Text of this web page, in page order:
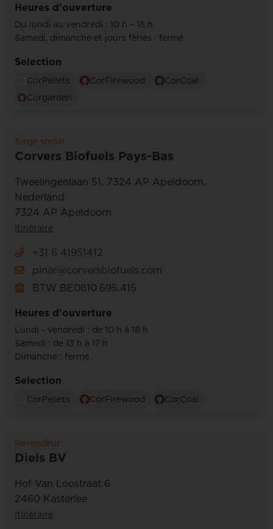
Heures d'ouverture
Du lundi au vendredi : 10 h – 18 h
Samedi, dimanche et jours fériés : fermé
Selection
CorPellets CorFirewood
CorCoal
Corgarden
Siège social
Corvers Biofuels Pays-Bas
Tweelingenlaan 51, 7324 AP Apeldoorn,
Nederland
7324 AP Apeldoorn
Itinéraire
+31 6 41951412
pinar@corversbiofuels.com
BTW BE0810.695.415
Heures d'ouverture
Lundi - vendredi : de 10 h à 18 h
Samedi : de 13 h à 17 h
Dimanche : fermé
Selection
CorPellets CorFirewood CorCoal
Revendeur
Diels BV
Hof Van Loostraat 6
2460 Kasterlee
Itinéraire